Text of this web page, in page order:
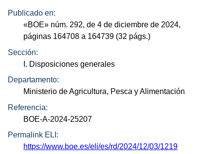
Publicado en:
«BOE» núm. 292, de 4 de diciembre de 2024,
páginas 164708 a 164739 (32 págs.)
Sección:
I. Disposiciones generales
Departamento:
Ministerio de Agricultura, Pesca y Alimentación
Referencia:
BOE-A-2024-25207
Permalink ELI:
https://www.boe.es/eli/es/rd/2024/12/03/1219